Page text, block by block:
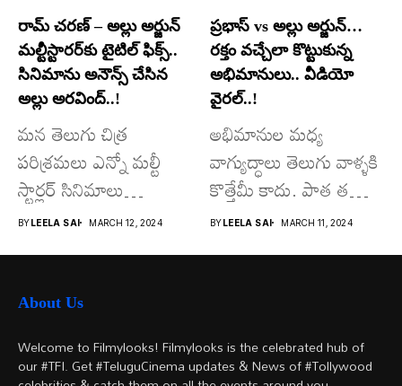
రామ్ చరణ్ – అల్లు అర్జున్
మల్టీస్టారర్​కు టైటిల్ ఫిక్స్..
సినిమాను అనౌన్స్ చేసిన
అల్లు అరవింద్..!
మన తెలుగు చిత్ర
పరిశ్రమలు ఎన్నో మల్టీ
స్టార్లర్ సినిమాలు
వచ్చాయి.. కొన్ని సినిమాలు
అయితే...
BY LEELA SAI MARCH 12, 2024
ప్రభాస్ vs అల్లు అర్జున్…
రక్తం వచ్చేలా కొట్టుకున్న
అభిమానులు.. వీడియో
వైరల్..!
అభిమానుల మధ్య
వాగ్యుద్ధాలు తెలుగు వాళ్ళకి
కొత్తేమీ కాదు. పాత తరం
నటుల నుంచి నేటి...
BY LEELA SAI MARCH 11, 2024
About Us
Welcome to Filmylooks! Filmylooks is the celebrated hub of
our #TFI. Get #TeluguCinema updates & News of #Tollywood